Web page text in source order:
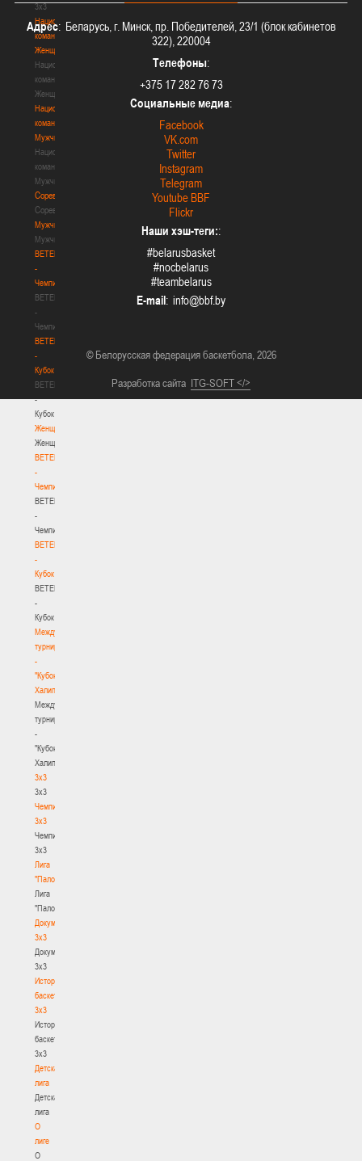
3х3
Национальная
команда.
Женщины
Национальная
команда.
Женщины
Национальная
команда.
Мужчины
Национальная
команда.
Мужчины
Соревнования
Соревнования
Мужчины
Мужчины
BETERA
-
Чемпионат
BETERA
-
Чемпионат
BETERA
-
Кубок
BETERA
-
Кубок
Женщины
Женщины
BETERA
-
Чемпионат
BETERA
-
Чемпионат
BETERA
-
Кубок
BETERA
-
Кубок
Международный
турнир
-
"Кубок
Халипского"
Международный
турнир
-
"Кубок
Халипского"
3x3
3x3
Чемпионат
3х3
Чемпионат
3х3
Лига
"Палова"
Лига
"Палова"
Документы
3х3
Документы
3х3
История
баскетбола
3х3
История
баскетбола
3х3
Детская
лига
Детская
лига
О
лиге
О
Адрес: Беларусь, г. Минск, пр. Победителей, 23/1 (блок кабинетов
322), 220004
Телефоны:
+375 17 282 76 73
Социальные медиа:
Facebook
VK.com
Twitter
Instagram
Telegram
Youtube BBF
Flickr
Наши хэш-теги::
#belarusbasket
#nocbelarus
#teambelarus
E-mail:
© Белорусская федерация баскетбола, 2026
Разработка сайта ITG-SOFT </>